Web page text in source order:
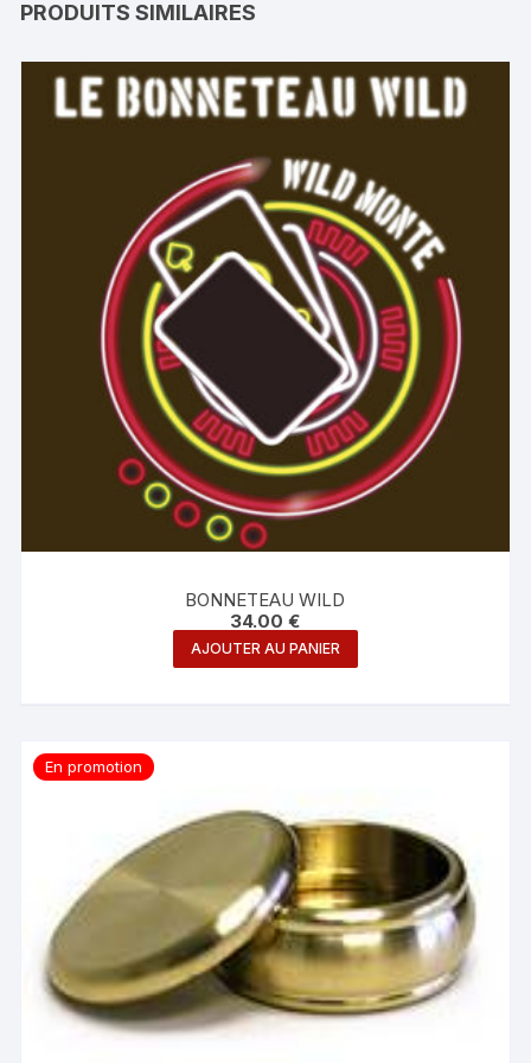
PRODUITS SIMILAIRES
BONNETEAU WILD
34.00€
AJOUTER AU PANIER
En promotion